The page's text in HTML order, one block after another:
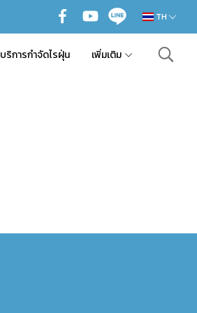
TH
บริการกำจัดไรฝุ่น เพิ่มเติม